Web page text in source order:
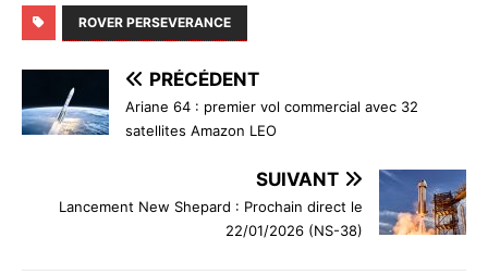
ROVER PERSEVERANCE
PRÉCÉDENT
Ariane 64 : premier vol commercial avec 32
satellites Amazon LEO
SUIVANT
Lancement New Shepard : Prochain direct le
22/01/2026 (NS-38)